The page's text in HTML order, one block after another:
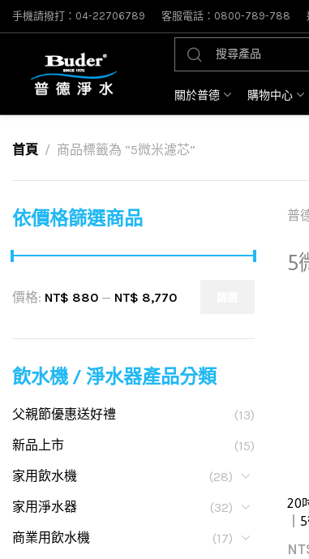
手機請撥打：04-22706789 客服電話：0800-789-788
關於普德 購物中心
首頁 商品標籤為 “5微米濾芯”
依價格篩選商品
價格: NT$ 880 — NT$ 8,770
飲水機 / 淨水器產品分類
父親節優惠送好禮
(13)
新品上市
(15)
家用飲水機
(28)
家用淨水器
(32)
商業用飲水機
(17)
普
5
20
｜